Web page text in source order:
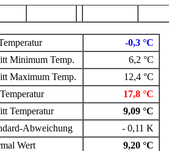
-0,3 °C
Minimum Temp.
6,2 °C
Maximum Temp.
12,4 °C
17,8 °C
Temperatur
9,09 °C
Abweichung
- 0,11 K
Wert
9,20 °C